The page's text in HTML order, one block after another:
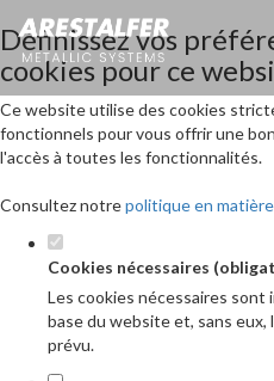
Définissez vos
cookies pour ce
Ce website utilise des cookies
fonctionnels pour vous offrir une
l'accès à toutes les fonctionnalités.
Consultez notrepolitique en
Cookies nécessaires
Les cookies nécessaires
base du website et, sans
prévu.